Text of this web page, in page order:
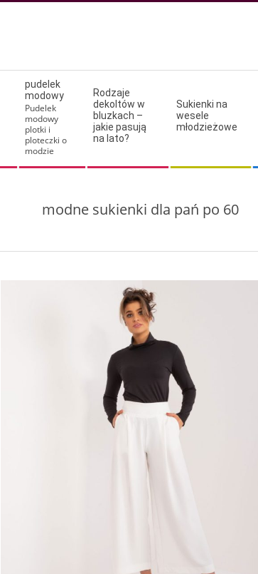
pudelek
modowy
Pudelek
modowy
plotki i
ploteczki o
modzie
Rodzaje
dekoltów w
bluzkach –
jakie pasują
na lato?
Sukienki na
wesele
młodzieżowe
modne sukienki dla pań po 60